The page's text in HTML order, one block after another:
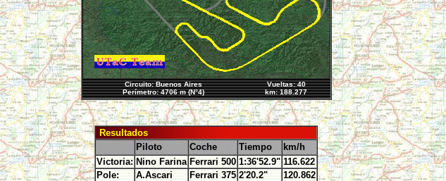
Circuito: Buenos Aires
Perímetro: 4706 m (N°4)
Vueltas: 40
km: 188.277
Resultados
Piloto
Coche Tiempo
km/h
Victoria: Nino Farina Ferrari 500 1:36'52.9" 116.622
Pole:
A.Ascari Ferrari 375 2'20.2"
120.862